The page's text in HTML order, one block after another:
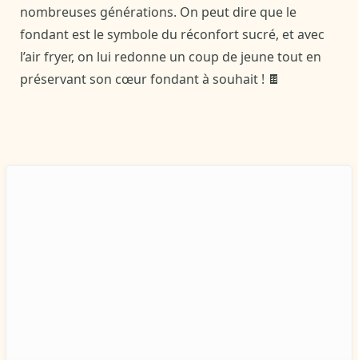
nombreuses générations. On peut dire que le
fondant est le symbole du réconfort sucré, et avec
l’air fryer, on lui redonne un coup de jeune tout en
préservant son cœur fondant à souhait ! 🍫